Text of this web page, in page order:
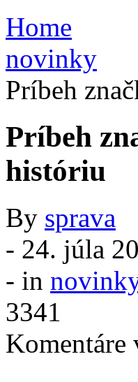
Home
novinky
Príbeh
Príbeh
históriu
By sprava
- 24. júla
- in
3341
Komentáre